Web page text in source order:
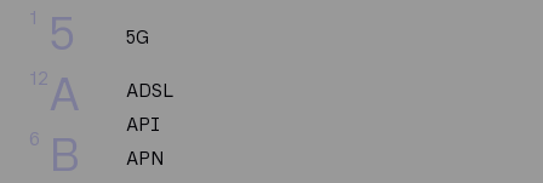
5
1
A
12
B
6
5G
ADSL
API
APN